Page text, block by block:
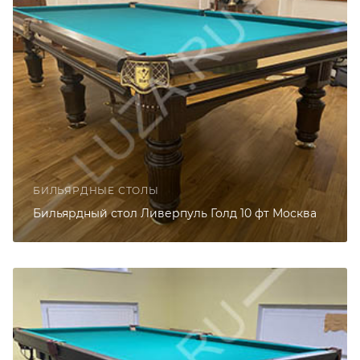
БИЛЬЯРДНЫЕ СТОЛЫ
Бильярдный стол Ливерпуль Голд 10 фт Москва